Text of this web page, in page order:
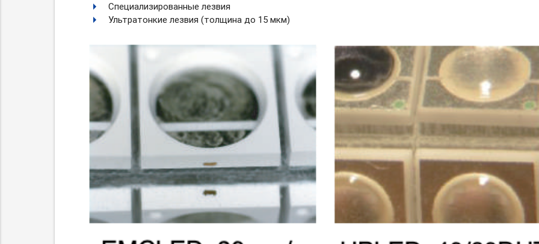
Специализированные лезвия
Ультратонкие лезвия (толщина до 15 мкм)